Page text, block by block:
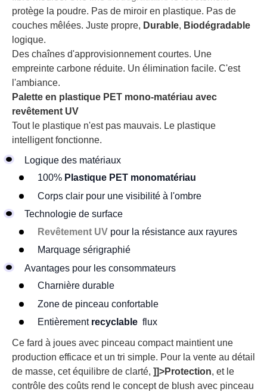
protège la poudre. Pas de miroir en plastique. Pas de
couches mêlées. Juste propre, Durable, Biodégradable
logique.
Des chaînes d'approvisionnement courtes. Une
empreinte carbone réduite. Un élimination facile. C'est
l'ambiance.
Palette en plastique PET mono-matériau avec
revêtement UV
Tout le plastique n'est pas mauvais. Le plastique
intelligent fonctionne.
Logique des matériaux
100% Plastique PET monomatériau
Corps clair pour une visibilité à l'ombre
Technologie de surface
Revêtement UV pour la résistance aux rayures
Marquage sérigraphié
Avantages pour les consommateurs
Charnière durable
Zone de pinceau confortable
Entièrement recyclable flux
Ce fard à joues avec pinceau compact maintient une
production efficace et un tri simple. Pour la vente au détail
de masse, cet équilibre de clarté, ]]>Protection, et le
contrôle des coûts rend le concept de blush avec pinceau